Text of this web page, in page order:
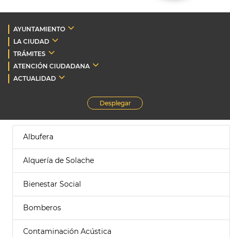
AYUNTAMIENTO
LA CIUDAD
TRÁMITES
ATENCIÓN CIUDADANA
ACTUALIDAD
Desplegar
Albufera
Alquería de Solache
Bienestar Social
Bomberos
Contaminación Acústica